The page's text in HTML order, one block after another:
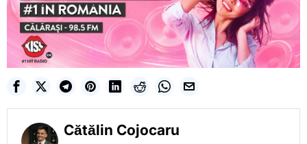
Cătălin Cojocaru